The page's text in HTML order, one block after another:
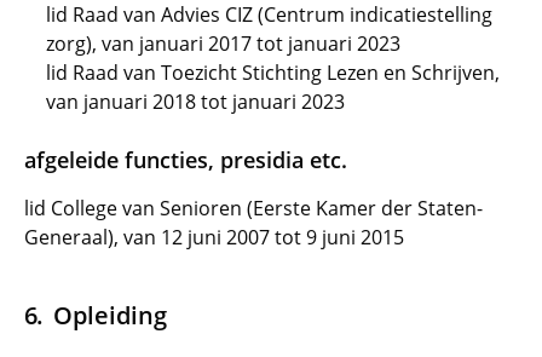
lid Raad van Advies CIZ (Centrum indicatiestelling
zorg), van januari 2017 tot januari 2023
lid Raad van Toezicht Stichting Lezen en Schrijven,
van januari 2018 tot januari 2023
afgeleide functies, presidia etc.
lid College van Senioren (Eerste Kamer der Staten-
Generaal), van 12 juni 2007 tot 9 juni 2015
Opleiding